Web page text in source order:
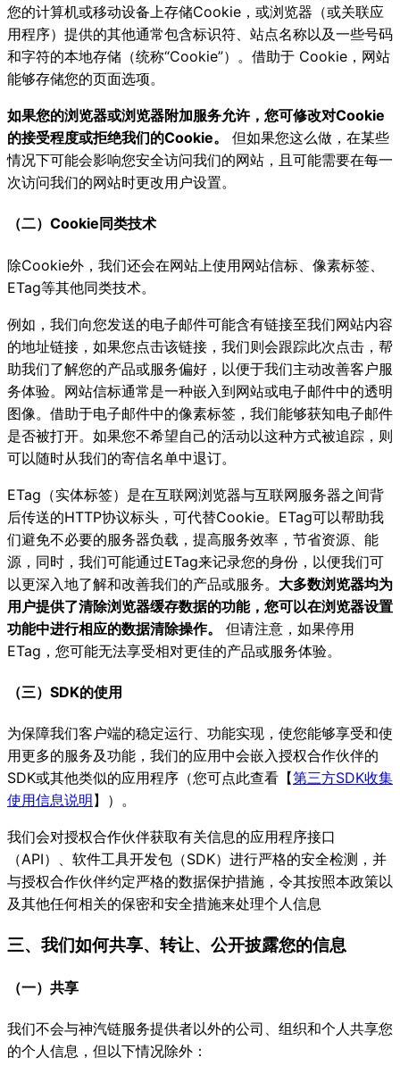
您的计算机或移动设备上存储Cookie，或浏览器（或关联应
用程序）提供的其他通常包含标识符、站点名称以及一些号码
和字符的本地存储（统称“Cookie”）。借助于 Cookie，网站
能够存储您的页面选项。
如果您的浏览器或浏览器附加服务允许，您可修改对Cookie
的接受程度或拒绝我们的Cookie。
但如果您这么做，在某些
情况下可能会影响您安全访问我们的网站，且可能需要在每一
次访问我们的网站时更改用户设置。
（二）Cookie同类技术
除Cookie外，我们还会在网站上使用网站信标、像素标签、
ETag等其他同类技术。
例如，我们向您发送的电子邮件可能含有链接至我们网站内容
的地址链接，如果您点击该链接，我们则会跟踪此次点击，帮
助我们了解您的产品或服务偏好，以便于我们主动改善客户服
务体验。网站信标通常是一种嵌入到网站或电子邮件中的透明
图像。借助于电子邮件中的像素标签，我们能够获知电子邮件
是否被打开。如果您不希望自己的活动以这种方式被追踪，则
可以随时从我们的寄信名单中退订。
ETag（实体标签）是在互联网浏览器与互联网服务器之间背
后传送的HTTP协议标头，可代替Cookie。ETag可以帮助我
们避免不必要的服务器负载，提高服务效率，节省资源、能
源，同时，我们可能通过ETag来记录您的身份，以便我们可
以更深入地了解和改善我们的产品或服务。 大多数浏览器均为
用户提供了清除浏览器缓存数据的功能，您可以在浏览器设置
功能中进行相应的数据清除操作。
但请注意，如果停用
ETag，您可能无法享受相对更佳的产品或服务体验。
（三）SDK的使用
为保障我们客户端的稳定运行、功能实现，使您能够享受和使
用更多的服务及功能，我们的应用中会嵌入授权合作伙伴的
SDK或其他类似的应用程序（您可点此查看【第三方SDK收集
使用信息说明】）。
我们会对授权合作伙伴获取有关信息的应用程序接口
（API）、软件工具开发包（SDK）进行严格的安全检测，并
与授权合作伙伴约定严格的数据保护措施，令其按照本政策以
及其他任何相关的保密和安全措施来处理个人信息
三、我们如何共享、转让、公开披露您的信息
（一）共享
我们不会与神汽链服务提供者以外的公司、组织和个人共享您
的个人信息，但以下情况除外：